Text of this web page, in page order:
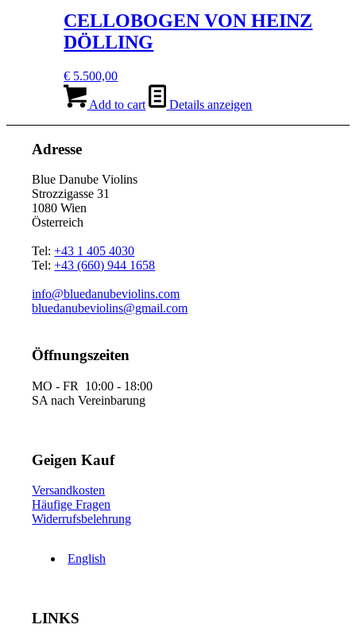
CELLOBOGEN VON HEINZ
DÖLLING
€ 5.500,00
Add to cart Details anzeigen
Adresse
Blue Danube Violins
Strozzigasse 31
1080 Wien
Österreich
Tel:+43 1 405 4030
Tel:+43 (660) 944 1658
info@bluedanubeviolins.com
bluedanubeviolins@gmail.com
Öffnungszeiten
MO - FR 10:00 - 18:00
SA nach Vereinbarung
Geigen Kauf
Versandkosten
Häufige Fragen
Widerrufsbelehrung
English
LINKS